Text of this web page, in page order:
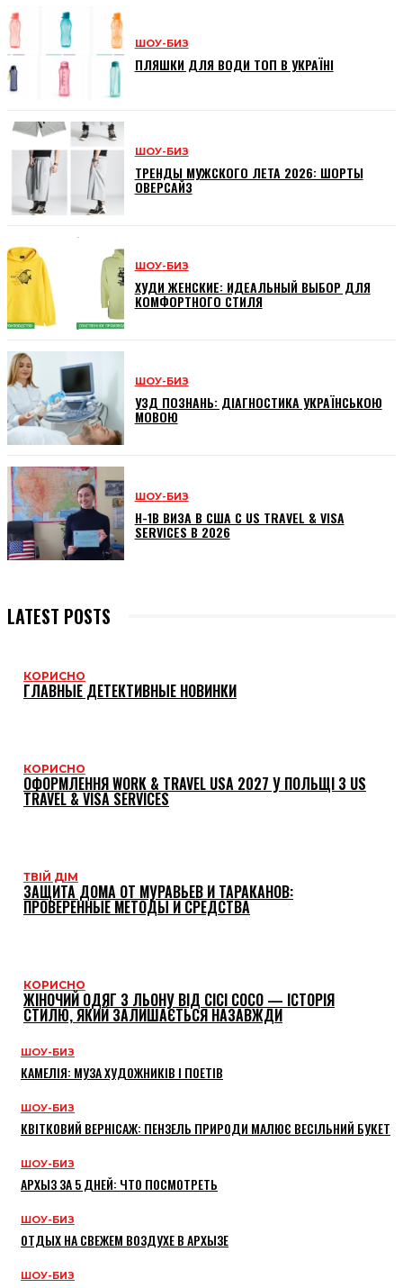
ШОУ-БИЗ
ПЛЯШКИ ДЛЯ ВОДИ ТОП В УКРАЇНІ
ШОУ-БИЗ
ТРЕНДЫ МУЖСКОГО ЛЕТА 2026: ШОРТЫ
ОВЕРСАЙЗ
ШОУ-БИЗ
ХУДИ ЖЕНСКИЕ: ИДЕАЛЬНЫЙ ВЫБОР ДЛЯ
КОМФОРТНОГО СТИЛЯ
ШОУ-БИЗ
УЗД ПОЗНАНЬ: ДІАГНОСТИКА УКРАЇНСЬКОЮ
МОВОЮ
ШОУ-БИЗ
H-1B ВИЗА В США С US TRAVEL & VISA
SERVICES В 2026
LATEST POSTS
КОРИСНО
ГЛАВНЫЕ ДЕТЕКТИВНЫЕ НОВИНКИ
КОРИСНО
ОФОРМЛЕННЯ WORK & TRAVEL USA 2027 У ПОЛЬЩІ З US
TRAVEL & VISA SERVICES
ТВІЙ ДІМ
ЗАЩИТА ДОМА ОТ МУРАВЬЕВ И ТАРАКАНОВ:
ПРОВЕРЕННЫЕ МЕТОДЫ И СРЕДСТВА
КОРИСНО
ЖІНОЧИЙ ОДЯГ З ЛЬОНУ ВІД CICI COCO — ІСТОРІЯ
СТИЛЮ, ЯКИЙ ЗАЛИШАЄТЬСЯ НАЗАВЖДИ
ШОУ-БИЗ
КАМЕЛІЯ: МУЗА ХУДОЖНИКІВ І ПОЕТІВ
ШОУ-БИЗ
КВІТКОВИЙ ВЕРНІСАЖ: ПЕНЗЕЛЬ ПРИРОДИ МАЛЮЄ ВЕСІЛЬНИЙ БУКЕТ
ШОУ-БИЗ
АРХЫЗ ЗА 5 ДНЕЙ: ЧТО ПОСМОТРЕТЬ
ШОУ-БИЗ
ОТДЫХ НА СВЕЖЕМ ВОЗДУХЕ В АРХЫЗЕ
ШОУ-БИЗ